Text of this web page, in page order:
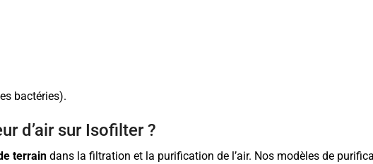
bactéries).
d’air sur Isofilter ?
terrain dans la filtration et la purification de l’air. Nos modèles de